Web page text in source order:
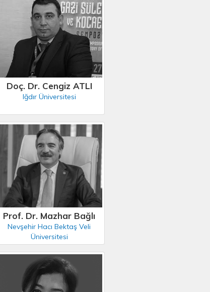
Doç. Dr. Cengiz ATLI
Iğdır Üniversitesi
Prof. Dr. Mazhar Bağlı
Nevşehir Hacı Bektaş Veli
Üniversitesi